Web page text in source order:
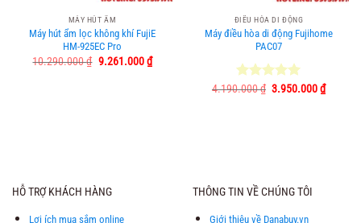
MÁY HÚT ẨM
Máy hút ẩm lọc không khí FujiE
HM-925EC Pro
10.290.000₫ Giá
9.261.000₫Giá
hiện
ĐIỀU HÒA DI ĐỘNG
Máy điều hòa di động Fujihome
PAC07
Được xếp
4.190.000₫ Giá
3.950.000₫Giá
hiện
HỖ TRỢ KHÁCH HÀNG
Lợi ích mua sắm online
THÔNG TIN VỀ CHÚNG TÔI
Giới thiệu về Danabuy.vn